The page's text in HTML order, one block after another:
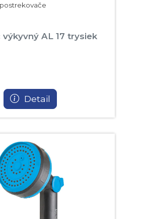
výkyvný AL 17 trysiek
Detail